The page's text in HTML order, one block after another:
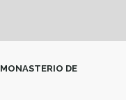
MONASTERIO DE